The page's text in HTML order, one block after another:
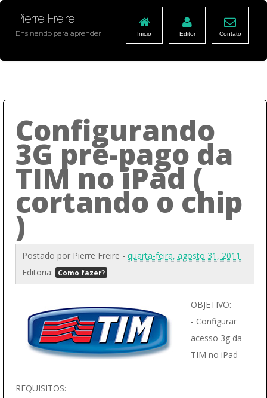
Pierre Freire
Ensinando para aprender Inicio Editor Contato
Configurando
3G pré-pago da
TIM no iPad (
cortando o chip
)
Postado por Pierre Freire - quarta-feira, agosto 31, 2011
Editoria:
Como fazer?
OBJETIVO:
- Configurar
acesso 3g da
TIM no iPad
REQUISITOS: